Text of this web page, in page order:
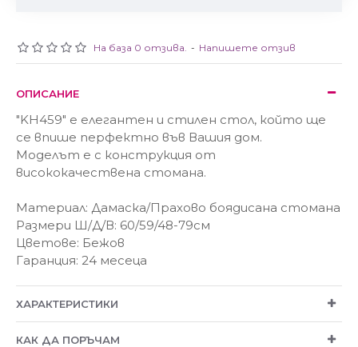
На база 0 отзива. - Напишете отзив
ОПИСАНИЕ
"KH459" е елегантен и стилен стол, който ще
се впише перфектно във Вашия дом.
Моделът е с конструкция от
висококачествена стомана.
Материал: Дамаска/Прахово боядисана стомана
Размери Ш/Д/В: 60/59/48-79см
Цветове: Бежов
Гаранция: 24 месеца
ХАРАКТЕРИСТИКИ
КАК ДА ПОРЪЧАМ